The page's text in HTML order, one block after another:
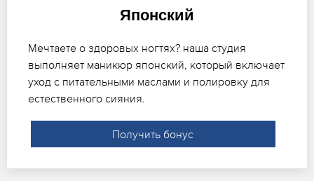
Японский
Мечтаете о здоровых ногтях? наша студия
выполняет маникюр японский, который включает
уход с питательными маслами и полировку для
естественного сияния.
Получить бонус